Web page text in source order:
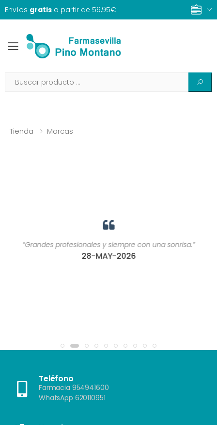
Envíos gratis a partir de 59,95€
Toggle mobile menu
Tienda Marcas
“Grandes profesionales y siempre con una sonrisa.”
28-MAY-2026
Teléfono
Farmacia 954941600
WhatsApp 620110951